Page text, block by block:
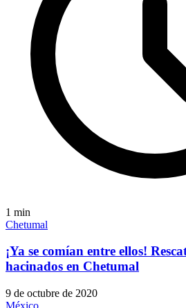
1 min
Chetumal
¡Ya se comían entre ellos!
hacinados en Chetumal
9 de octubre de 2020
México